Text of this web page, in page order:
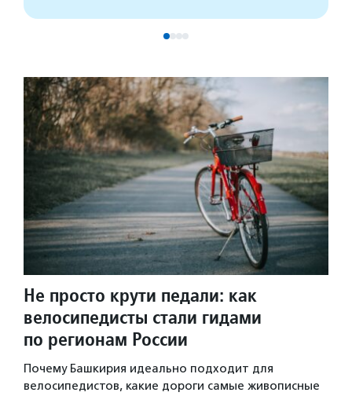
Не просто крути педали: как
велосипедисты стали гидами
по регионам России
Почему Башкирия идеально подходит для
велосипедистов, какие дороги самые живописные